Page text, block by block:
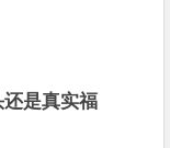
是真实福